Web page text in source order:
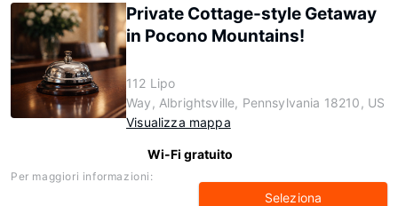
Private Cottage-style Getaway
in Pocono Mountains!
112 Lipo
Way, Albrightsville, Pennsylvania 18210, US
Visualizza mappa
Wi-Fi gratuito
Per maggiori informazioni:
Seleziona